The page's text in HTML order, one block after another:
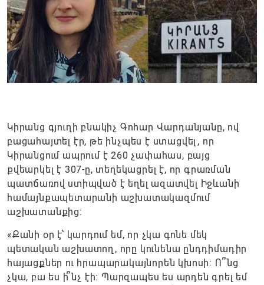
Կիրանց գյուղի բնակիչ Գոհար Վարդանյանը, ով
բացահայտել էր, թե ինչպես է ստացվել, որ
Կիրանցում ապրում է 260 չափահաս, բայց
քվեարկել է 307-ը, տեղեկացրել է, որ գրառման
պատճառով ստիպված է եղել ազատվել Իջևանի
համայնքապետարանի աշխատակազմում
աշխատանքից։
«Քանի օր է՝ կարդում եմ, որ չկա գոնե մեկ
պետական աշխատող, որը կունենա ընդդիմադիր
հայացքներ ու հրապարակայնորեն կխոսի։ Ո՞նց
չկա, բա ես ի՞նչ էի։ Պարզապես ես արդեն գրել եմ